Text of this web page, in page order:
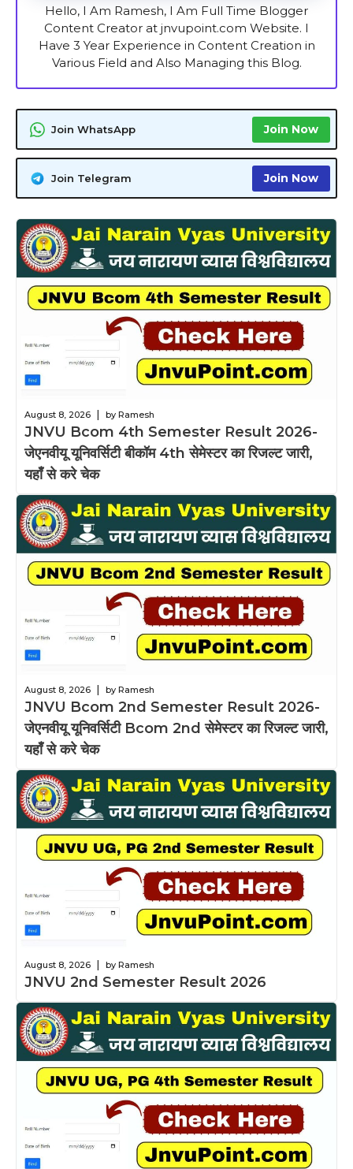
Hello, I Am Ramesh, I Am Full Time Blogger
Content Creator at jnvupoint.com Website. I
Have 3 Year Experience in Content Creation in
Various Field and Also Managing this Blog.
Join WhatsApp Join Now
Join Telegram Join Now
August 8, 2026 | by Ramesh
JNVU Bcom 4th Semester Result 2026-
जेएनवीयू यूनिवर्सिटी बीकॉम 4th सेमेस्टर का रिजल्ट जारी,
यहाँ से करे चेक
August 8, 2026 by Ramesh
JNVU Bcom 2nd Semester Result 2026-
जेएनवीयू यूनिवर्सिटी Bcom 2nd सेमेस्टर का रिजल्ट जारी,
यहाँ से करे चेक
August 8, 2026 by Ramesh
JNVU 2nd Semester Result 2026